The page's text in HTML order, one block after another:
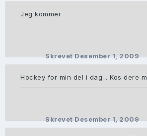
Jeg kommer
SkrevetDesember 1, 2009
Hockey for min del i dag... Kos dere
SkrevetDesember 1, 2009